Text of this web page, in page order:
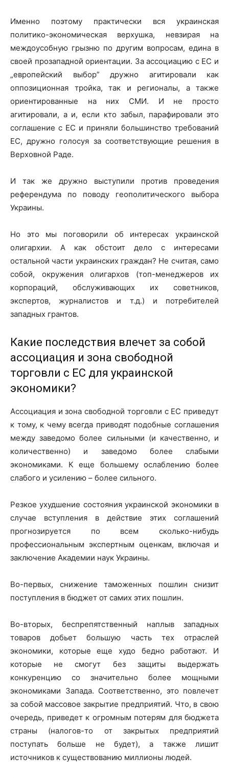
Именно поэтому практически вся украинская
политико-экономическая верхушка, невзирая на
междоусобную грызню по другим вопросам, едина в
своей прозападной ориентации. За ассоциацию с ЕС и
„европейский выбор” дружно агитировали как
оппозиционная тройка, так и регионалы, а также
ориентированные на них СМИ. И не просто
агитировали, а и, если кто забыл, парафировали это
соглашение с ЕС и приняли большинство требований
ЕС, дружно голосуя за соответствующие решения в
Верховной Раде.
И так же дружно выступили против проведения
референдума по поводу геополитического выбора
Украины.
Но это мы поговорили об интересах украинской
олигархии. А как обстоит дело с интересами
остальной части украинских граждан? Не считая, само
собой, окружения олигархов (топ-менеджеров их
корпораций, обслуживающих их советников,
экспертов, журналистов и т.д.) и потребителей
западных грантов.
Какие последствия влечет за собой
ассоциация и зона свободной
торговли с ЕС для украинской
экономики?
Ассоциация и зона свободной торговли с ЕС приведут
к тому, к чему всегда приводят подобные соглашения
между заведомо более сильными (и качественно, и
количественно) и заведомо более слабыми
экономиками. К еще большему ослаблению более
слабого и усилению – более сильного.
Резкое ухудшение состояния украинской экономики в
случае вступления в действие этих соглашений
прогнозируется по всем сколько-нибудь
профессиональным экспертным оценкам, включая и
заключение Академии наук Украины.
Во-первых, снижение таможенных пошлин снизит
поступления в бюджет от самих этих пошлин.
Во-вторых, беспрепятственный наплыв западных
товаров добьет большую часть тех отраслей
экономики, которые еще худо бедно работают. И
которые не смогут без защиты выдержать
конкуренцию со значительно более мощными
экономиками Запада. Соответственно, это повлечет
за собой массовое закрытие предприятий. Что, в свою
очередь, приведет к огромным потерям для бюджета
страны (налогов-то от закрытых предприятий
поступать больше не будет), а также лишит
источников к существованию миллионы людей.